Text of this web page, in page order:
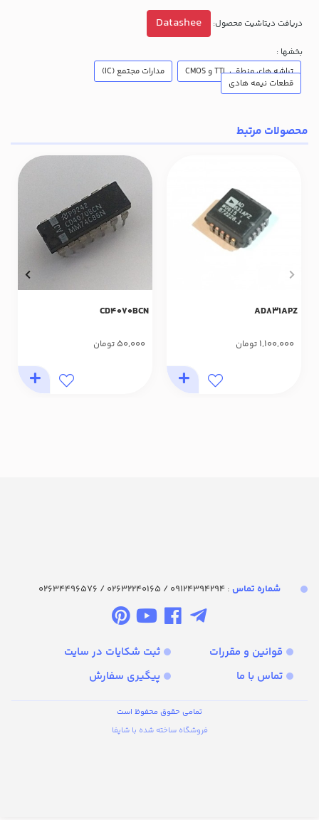
دریافت دیتاشیت محصول: Datashee
بخشها :
تراشه های منطقی TTL و CMOS
مدارات مجتمع (IC)
قطعات نیمه هادی
محصولات مرتبط
AD831APZ
1,100,000 تومان
CD4070BCN
50,000 تومان
شماره تماس‌ : 09124394294 / 02632240165 / 02634496576
قوانین و مقررات
ثبت شکایات در سایت
تماس با ما
پیگیری سفارش
تمامی حقوق محفوظ است
فروشگاه ساخته شده با شاپفا